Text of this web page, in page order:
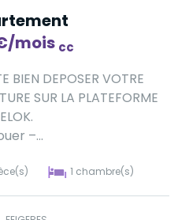
/mois cc
BIEN DEPOSER VOTRE
SUR LA PLATEFORME
–...
1 chambre(s)